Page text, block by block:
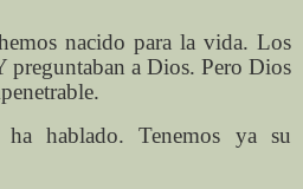
nacido para la vida. Los
preguntaban a Dios. Pero Dios
hablado. Tenemos ya su